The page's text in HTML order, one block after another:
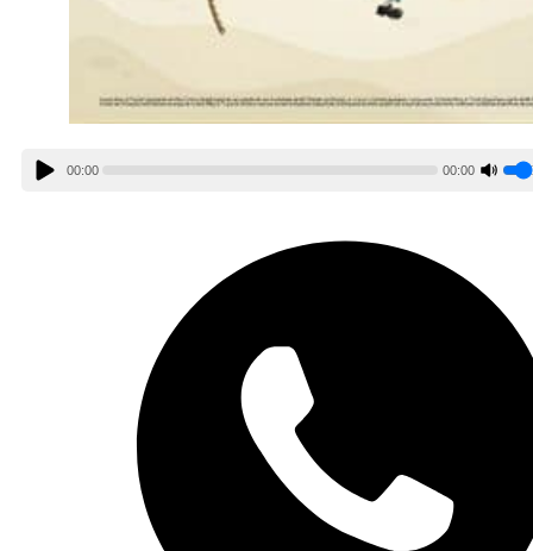
00:00 00:00